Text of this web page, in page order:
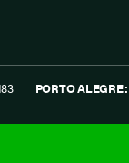
PORTO ALEGRE: